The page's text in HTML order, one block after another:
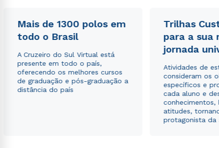
Mais de 1300 polos em
todo o Brasil
A Cruzeiro do Sul Virtual está
presente em todo o país,
oferecendo os melhores cursos
de graduação e pós-graduação a
distância do país
Trilhas
para a sua
jornada
Atividades de
consideram os
específicos e
cada aluno e
conhecimentos,
atitudes,
protagonista da